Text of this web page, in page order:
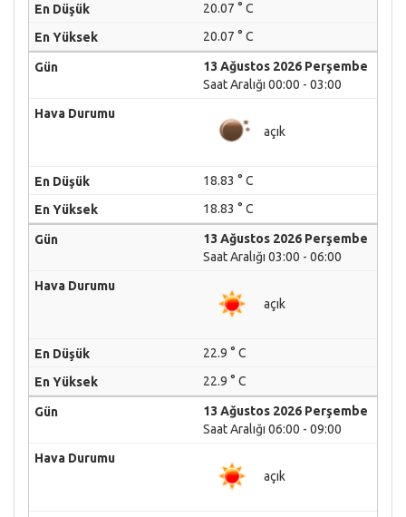
20.07 ° C
20.07 ° C
13 Ağustos 2026 Perşembe
Saat Aralığı 00:00 - 03:00
açık
18.83 ° C
18.83 ° C
13 Ağustos 2026 Perşembe
Saat Aralığı 03:00 - 06:00
açık
22.9 ° C
22.9 ° C
13 Ağustos 2026 Perşembe
Saat Aralığı 06:00 - 09:00
açık